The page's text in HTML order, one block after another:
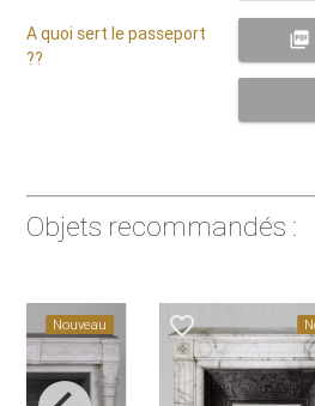
A quoi sert le passeport
??
picture_as_pdf
Objets recommandés :
Nouveau favorite_border